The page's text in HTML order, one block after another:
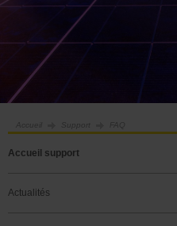
Support FAQ
Accueil support
Actualités